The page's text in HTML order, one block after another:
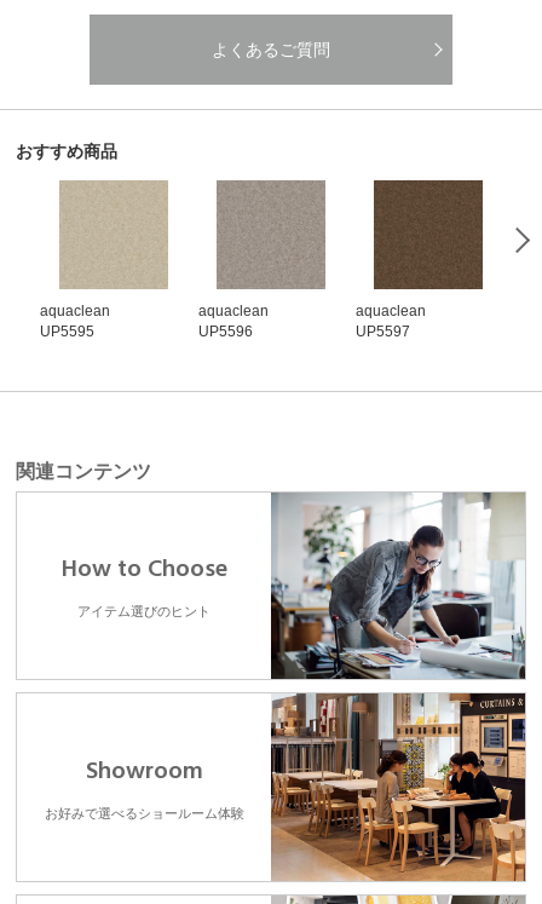
よくあるご質問
おすすめ商品
aquaclean
UP5595
aquaclean
UP5596
aquaclean
UP5597
関連コンテンツ
How to Choose
アイテム選びのヒント
Showroom
お好みで選べるショールーム体験